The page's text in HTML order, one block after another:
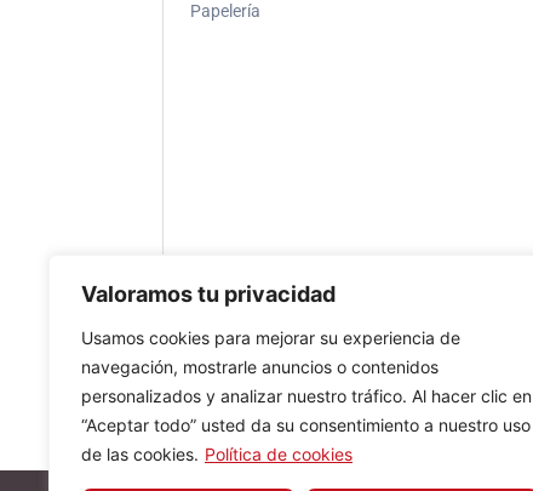
Valoramos tu privacidad
Usamos cookies para mejorar su experiencia de
navegación, mostrarle anuncios o contenidos
personalizados y analizar nuestro tráfico. Al hacer clic en
“Aceptar todo” usted da su consentimiento a nuestro uso
de las cookies. Política de cookies
Papelería